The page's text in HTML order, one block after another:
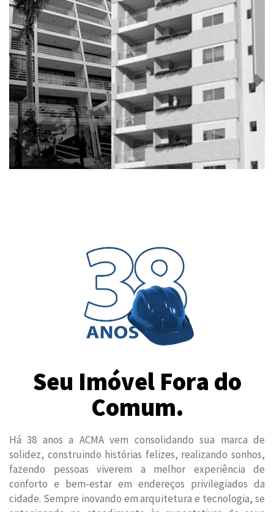
Seu Imóvel Fora do
Comum.
Há 38 anos a ACMA vem consolidando sua marca de
solidez, construindo histórias felizes, realizando sonhos,
fazendo pessoas viverem a melhor experiência de
conforto e bem-estar em endereços privilegiados da
cidade. Sempre inovando em arquitetura e tecnologia, se